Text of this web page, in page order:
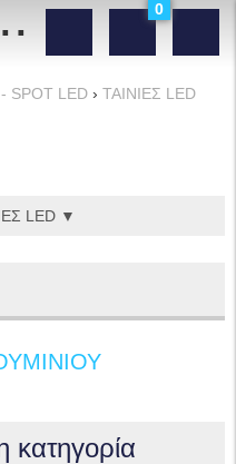
0
SPOT LED › ΤΑΙΝΙΕΣ LED
LED ▼
κατηγορία